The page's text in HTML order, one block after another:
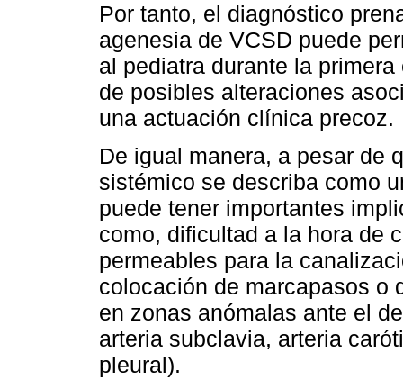
Por tanto, el diagnóstico
agenesia de VCSD puede
al pediatra durante la
de posibles alteraciones
una actuación clínica precoz.
De igual manera, a pesar de
sistémico se describa como
puede tener importantes
como, dificultad a la hora de
permeables para la
colocación de marcapasos o
en zonas anómalas ante el
arteria subclavia, arteria
pleural).